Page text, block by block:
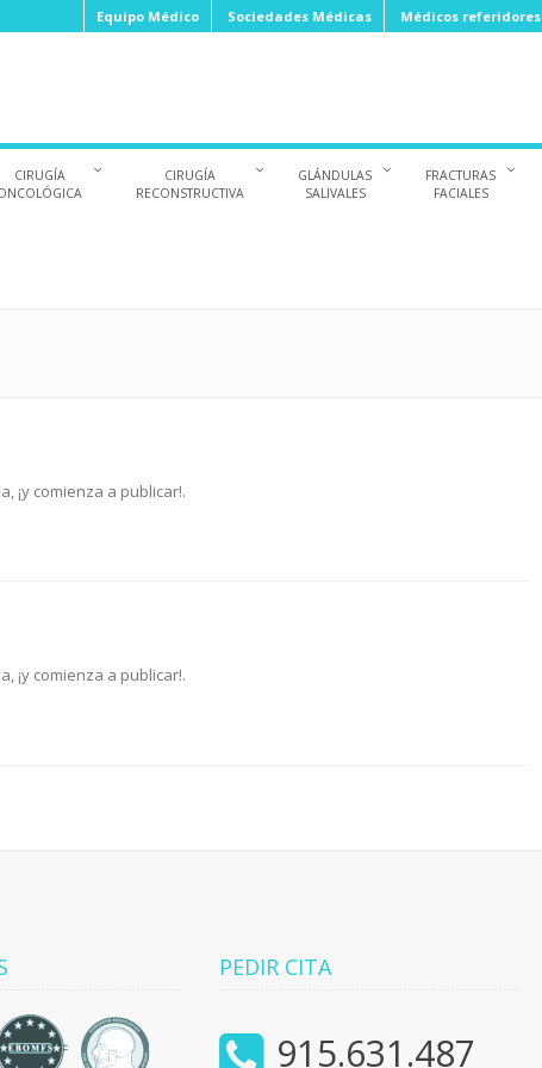
Equipo Médico Sociedades Médicas Médicos referidores
CIRUGÍA
CIRUGÍA
RECONSTRUCTIVA
GLÁNDULAS
SALIVALES
FRACTURAS
FACIALES
¡y comienza a publicar!.
¡y comienza a publicar!.
PEDIR CITA
915.631.487